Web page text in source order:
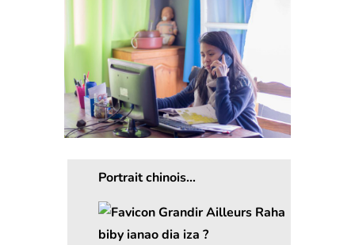
Portrait chinois…
Raha
biby ianao dia iza ?